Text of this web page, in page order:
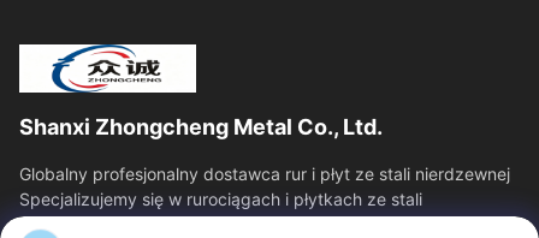
Shanxi Zhongcheng Metal Co., Ltd.
Globalny profesjonalny dostawca rur i płyt ze stali nierdzewnej
Specjalizujemy się w rurociągach i płytkach ze stali
nierdzewnej, zapewniając...